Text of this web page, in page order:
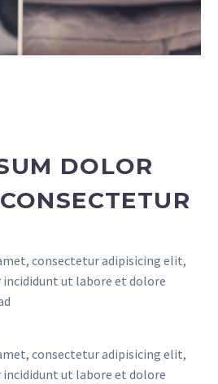
DOLOR
consectetur adipisicing elit,
incididunt ut labore et dolore
consectetur adipisicing elit,
incididunt ut labore et dolore